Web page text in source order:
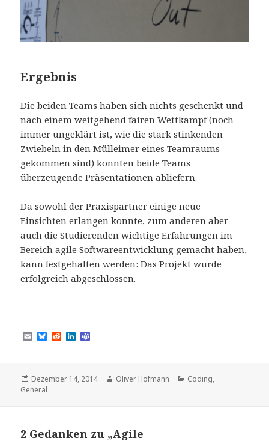
Ergebnis
Die beiden Teams haben sich nichts geschenkt und
nach einem weitgehend fairen Wettkampf (noch
immer ungeklärt ist, wie die stark stinkenden
Zwiebeln in den Mülleimer eines Teamraums
gekommen sind) konnten beide Teams
überzeugende Präsentationen abliefern.
Da sowohl der Praxispartner einige neue
Einsichten erlangen konnte, zum anderen aber
auch die Studierenden wichtige Erfahrungen im
Bereich agile Softwareentwicklung gemacht haben,
kann festgehalten werden: Das Projekt wurde
erfolgreich abgeschlossen.
E
l
B
s
k
R
i
t
L
e
d
s
Veröffentlicht
am
Dezember 14, 2014 Autor
Oliver Hofmann Kategorien
Coding,
General
2 Gedanken zu „Agile